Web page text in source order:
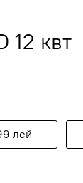
12 квт
лей